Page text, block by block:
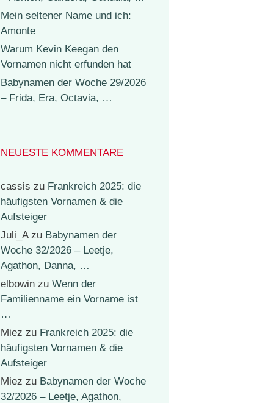
Mein seltener Name und ich:
Amonte
Warum Kevin Keegan den
Vornamen nicht erfunden hat
Babynamen der Woche 29/2026
– Frida, Era, Octavia, …
NEUESTE KOMMENTARE
cassis zu Frankreich 2025: die
häufigsten Vornamen & die
Aufsteiger
Juli_Azu Babynamen der
Woche 32/2026 – Leetje,
Agathon, Danna, …
elbowin zu Wenn der
Familienname ein Vorname ist
…
Miez zu Frankreich 2025: die
häufigsten Vornamen & die
Aufsteiger
Miez zu Babynamen der Woche
32/2026 – Leetje, Agathon,